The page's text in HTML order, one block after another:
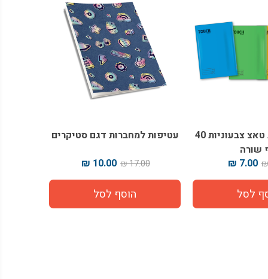
מארז מחברות טאצ צבעוניות 40
שורה
7.00 ₪
עטיפות למחברות דגם סטיקרים
17.00 ₪
10.00 ₪